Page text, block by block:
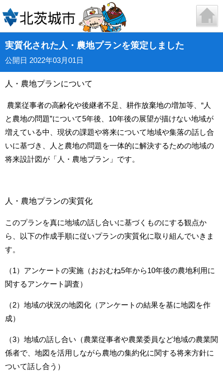
実質化された人・農地プランを策定しました
公開日 2022年03月01日
人・農地プランについて
農業従事者の高齢化や後継者不足、耕作放棄地の増加等、“人
と農地の問題”について5年後、10年後の展望が描けない地域が
増えている中、現状の課題や将来について地域や集落の話し合
いに基づき、人と農地の問題を一体的に解決するための地域の
将来設計図が「人・農地プラン」です。
人・農地プランの実質化
このプランを真に地域の話し合いに基づくものにする観点か
ら、以下の作成手順に従いプランの実質化に取り組んでいきま
す。
（1）アンケートの実施（おおむね5年から10年後の農地利用に
関するアンケート調査）
（2）地域の状況の地図化（アンケートの結果を基に地図を作
成）
（3）地域の話し合い（農業従事者や農業委員など地域の農業関
係者で、地図を活用しながら農地の集約化に関する将来方針に
ついて話し合う）